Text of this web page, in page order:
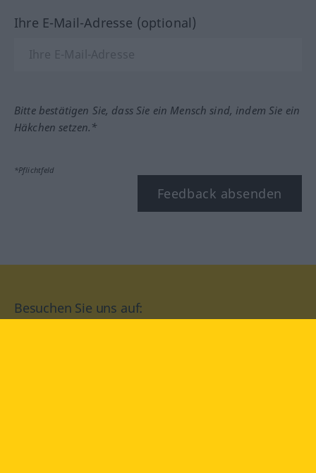
Ihre E-Mail-Adresse (optional)
Bitte bestätigen Sie, dass Sie ein Mensch sind, indem Sie ein
Häkchen setzen.*
*Pflichtfeld
Feedback absenden
Besuchen Sie uns auf: